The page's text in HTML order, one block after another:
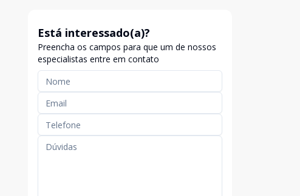
Está interessado(a)?
Preencha os campos para que um de nossos
especialistas entre em contato